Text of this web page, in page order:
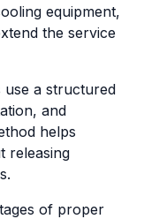
equipment,
the service
a structured
and
helps
releasing
of proper